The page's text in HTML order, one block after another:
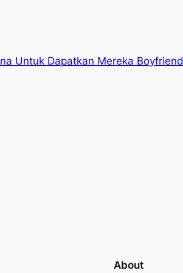
Untuk Dapatkan Mereka Boyfriend
About